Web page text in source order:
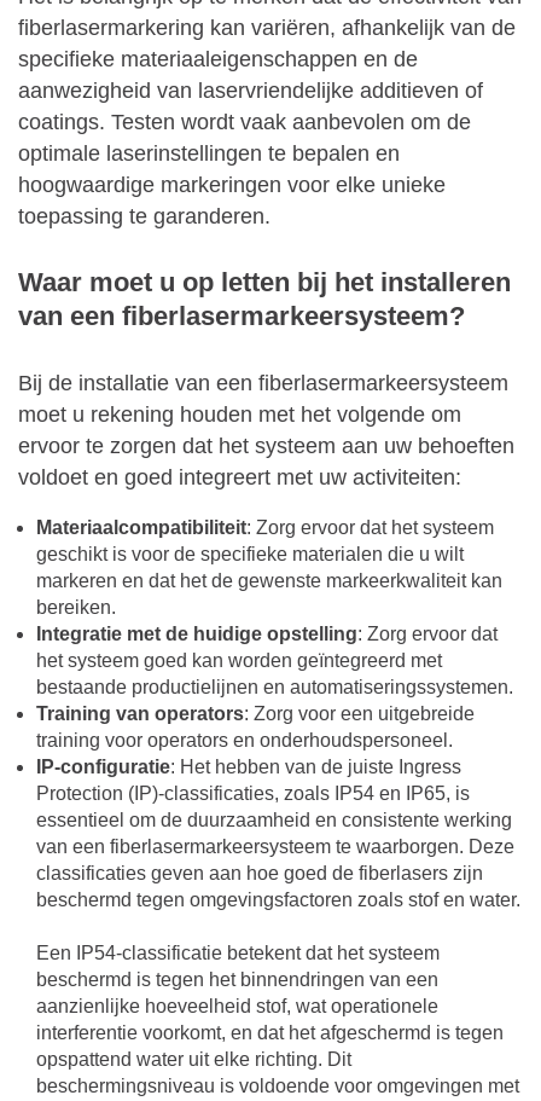
fiberlasermarkering kan variëren, afhankelijk van de
specifieke materiaaleigenschappen en de
aanwezigheid van laservriendelijke additieven of
coatings. Testen wordt vaak aanbevolen om de
optimale laserinstellingen te bepalen en
hoogwaardige markeringen voor elke unieke
toepassing te garanderen.
Waar moet u op letten bij het installeren
van een fiberlasermarkeersysteem?
Bij de installatie van een fiberlasermarkeersysteem
moet u rekening houden met het volgende om
ervoor te zorgen dat het systeem aan uw behoeften
voldoet en goed integreert met uw activiteiten:
Materiaalcompatibiliteit: Zorg ervoor dat het systeem
geschikt is voor de specifieke materialen die u wilt
markeren en dat het de gewenste markeerkwaliteit kan
bereiken.
Integratie met de huidige opstelling: Zorg ervoor dat
het systeem goed kan worden geïntegreerd met
bestaande productielijnen en automatiseringssystemen.
Training van operators: Zorg voor een uitgebreide
training voor operators en onderhoudspersoneel.
IP-configuratie: Het hebben van de juiste Ingress
Protection (IP)-classificaties, zoals IP54 en IP65, is
essentieel om de duurzaamheid en consistente werking
van een fiberlasermarkeersysteem te waarborgen. Deze
classificaties geven aan hoe goed de fiberlasers zijn
beschermd tegen omgevingsfactoren zoals stof en water.
Een IP54-classificatie betekent dat het systeem
beschermd is tegen het binnendringen van een
aanzienlijke hoeveelheid stof, wat operationele
interferentie voorkomt, en dat het afgeschermd is tegen
opspattend water uit elke richting. Dit
beschermingsniveau is voldoende voor omgevingen met